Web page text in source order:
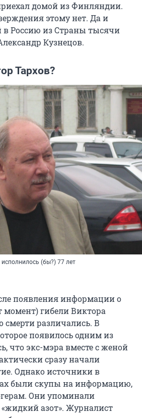
домой из Финляндии.
этому нет. Да и
в Россию из Страны тысячи
Кузнецов.
Тархов?
исполнилось (бы?) 77 лет
появления информации о
момент) гибели Виктора
смерти различались. В
появилось одним из
что экс-мэра вместе с женой
сразу начали
Однако источники в
были скупы на информацию,
Они упоминали
«жидкий азот». Журналист